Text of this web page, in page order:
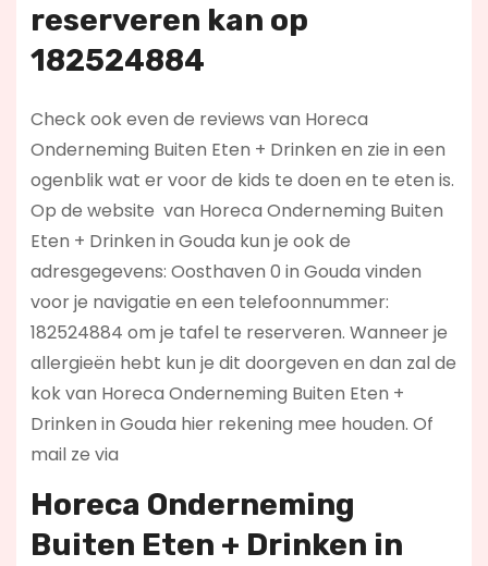
reserveren kan op
182524884
Check ook even de reviews van Horeca
Onderneming Buiten Eten + Drinken en zie in een
ogenblik wat er voor de kids te doen en te eten is.
Op de website van Horeca Onderneming Buiten
Eten + Drinken in Gouda kun je ook de
adresgegevens: Oosthaven 0 in Gouda vinden
voor je navigatie en een telefoonnummer:
182524884 om je tafel te reserveren. Wanneer je
allergieën hebt kun je dit doorgeven en dan zal de
kok van Horeca Onderneming Buiten Eten +
Drinken in Gouda hier rekening mee houden. Of
mail ze via
Horeca Onderneming
Buiten Eten + Drinken in